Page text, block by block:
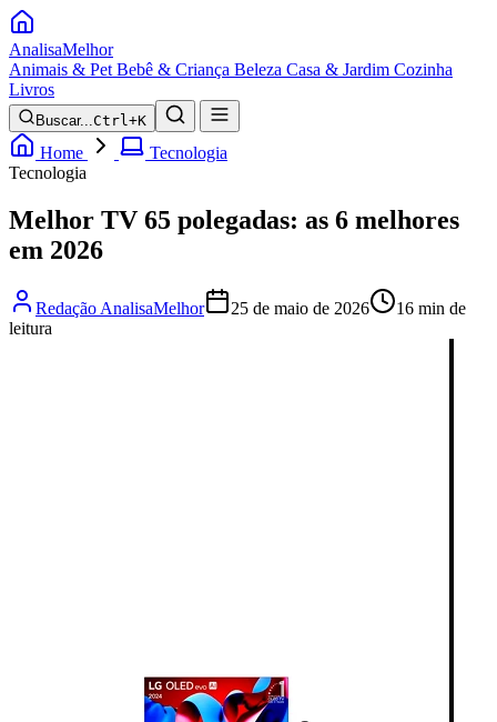
AnalisaMelhor
Animais & Pet Bebê & Criança Beleza Casa & Jardim Cozinha
Livros
Buscar...Ctrl+K
Home
Tecnologia
Tecnologia
Melhor TV 65 polegadas: as 6 melhores
em 2026
Redação AnalisaMelhor 25 de maio de 2026
16 min de
leitura